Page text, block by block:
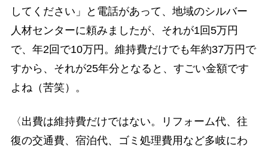
してください」と電話があって、地域のシルバー
人材センターに頼みましたが、それが1回5万円
で、年2回で10万円。維持費だけでも年約37万円で
すから、それが25年分となると、すごい金額です
よね（苦笑）。
〈出費は維持費だけではない。リフォーム代、往
復の交通費、宿泊代、ゴミ処理費用など多岐にわ